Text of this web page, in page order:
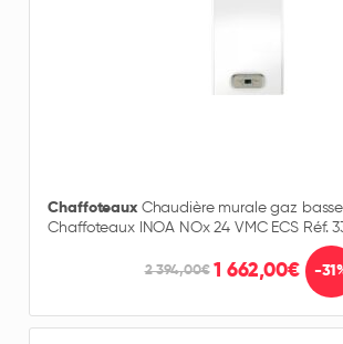
ChaffoteauxChaudière murale gaz
Chaffoteaux INOA NOx 24 VMC ECS Réf.
2 394,00€ 1 662,00€ -